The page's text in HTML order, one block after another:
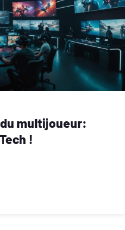
multijoueur:
!